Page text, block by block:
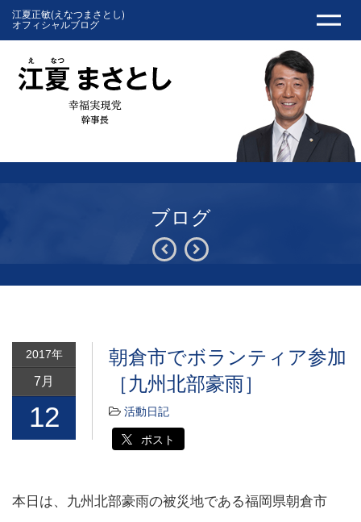
江夏正敏(えなつまさとし)
オフィシャルブログ
ブログ
2017年
7月
12
朝倉市でボランティア参加
［九州北部豪雨］
活動日記
ポスト
本日は、九州北部豪雨の被災地である福岡県朝倉市